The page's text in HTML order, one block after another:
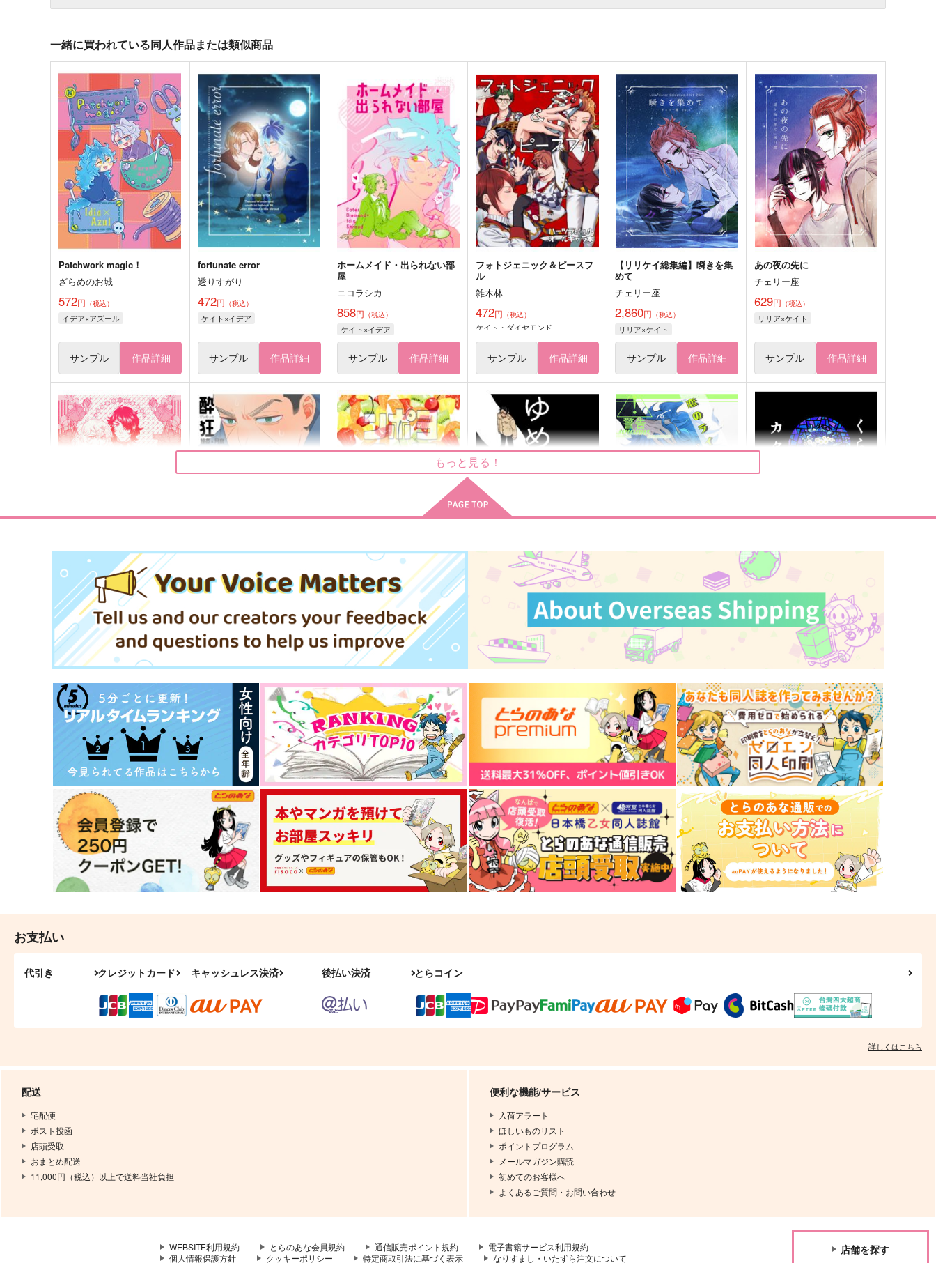
一緒に買われている同人作品または類似商品
Patchwork magic！
ざらめのお城
572円 （税込）
イデア×アズール
サンプル 作品詳細
fortunate error
透りすがり
472円 （税込）
ケイト×イデア
サンプル 作品詳細
ホームメイド・出られない部
屋
ニコラシカ
858円 （税込）
ケイト×イデア
サンプル 作品詳細
フォトジェニック＆ピースフ
ル
雑木林
472円 （税込）
ケイト・ダイヤモンド
サンプル 作品詳細
【リリケイ総集編】瞬きを集
めて
チェリー座
2,860円 （税込）
リリア×ケイト
サンプル 作品詳細
あの夜の先に
チェリー座
629円 （税込）
リリア×ケイト
サンプル 作品詳細
ベルサイユのばら企画：同人
便箋[LS-020]
カンブリア紀,の。
787円（税込）
オスカル
サンプル 作品詳細
酔狂
484 円（税込）
鯉登音之進×月島基
サンプル 作品詳細
ンポヨ1.5
726円（税込）
鯉登音之進×月島基
サンプル 作品詳細
ゆめの直路の
鯉登音之進×月島基
サンプル 作品詳細
恋のライバルは前寮長！？
chips
944円 （税込）
アズール×イデア
サンプル 作品詳細
くらがりのカタルシス
うすべに文庫
1,991 円 （税込）
イデア×アズール
サンプル 作品詳細
INANE
572
サンプル 作品詳細
nini
フロイド×リドル
サンプル 作品詳細
純喫茶
ロロ×女監督生
サンプル 作品詳細
ウスバカゲロウ
野茂×副隊長
サンプル 作品詳細
ユーリリス
アンドレ×オスカル
サンプル 作品詳細
第二研究室
サンプル 作品詳細
715円（税込）
もっと見る！
お支払い
代引き クレジットカード キャッシュレス決済 後払い決済 とらコイン
詳しくはこちら
配送
宅配便
ポスト投函
店頭受取
おまとめ配送
11,000円（税込）以上で送料当社負担
便利な機能/サービス
入荷アラート
ほしいものリスト
ポイントプログラム
メールマガジン購読
初めてのお客様へ
よくあるご質問・お問い合わせ
WEBSITE利用規約 とらのあな会員規約 通信販売ポイント規約
電子書籍サービス利用規約
個人情報保護方針
クッキーポリシー 特定商取引法に基づく表示 なりすまし・いたずら注文について
店舗を探す